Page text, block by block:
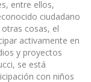
entre ellos,
ciudadano
cosas, el
activamente en
y proyectos
se está
con niños